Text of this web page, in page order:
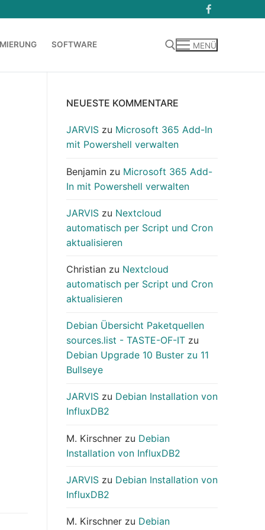
SOFTWARE MENÜ
NEUESTE KOMMENTARE
JARVIS zu Microsoft 365 Add-In
mit Powershell verwalten
Benjamin zu Microsoft 365 Add-
In mit Powershell verwalten
JARVIS zu Nextcloud
automatisch per Script und Cron
aktualisieren
Christian zu Nextcloud
automatisch per Script und Cron
aktualisieren
Debian Übersicht Paketquellen
sources.list - TASTE-OF-IT zu
Debian Upgrade 10 Buster zu 11
Bullseye
JARVIS zu Debian Installation von
InfluxDB2
M. Kirschner zu Debian
Installation von InfluxDB2
JARVIS zu Debian Installation von
InfluxDB2
M. Kirschner zu Debian